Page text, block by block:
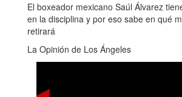
El boxeador mexicano Saúl Álvarez
en la disciplina y por eso sabe en qué
retirará
La Opinión de Los Ángeles